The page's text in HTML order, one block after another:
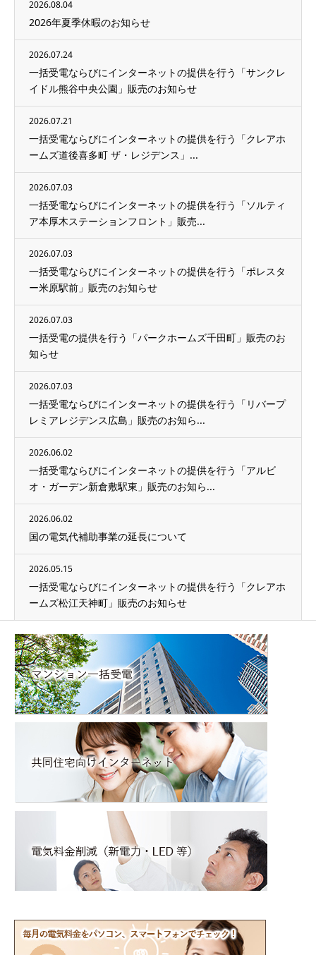
2026.08.04
2026年夏季休暇のお知らせ
2026.07.24
一括受電ならびにインターネットの提供を行う「サンクレ
イドル熊谷中央公園」販売のお知らせ
2026.07.21
一括受電ならびにインターネットの提供を行う「クレアホ
ームズ道後喜多町 ザ・レジデンス」...
2026.07.03
一括受電ならびにインターネットの提供を行う「ソルティ
ア本厚木ステーションフロント」販売...
2026.07.03
一括受電ならびにインターネットの提供を行う「ポレスタ
ー米原駅前」販売のお知らせ
2026.07.03
一括受電の提供を行う「パークホームズ千田町」販売のお
知らせ
2026.07.03
一括受電ならびにインターネットの提供を行う「リバープ
レミアレジデンス広島」販売のお知ら...
2026.06.02
一括受電ならびにインターネットの提供を行う「アルビ
オ・ガーデン新倉敷駅東」販売のお知ら...
2026.06.02
国の電気代補助事業の延長について
2026.05.15
一括受電ならびにインターネットの提供を行う「クレアホ
ームズ松江天神町」販売のお知らせ